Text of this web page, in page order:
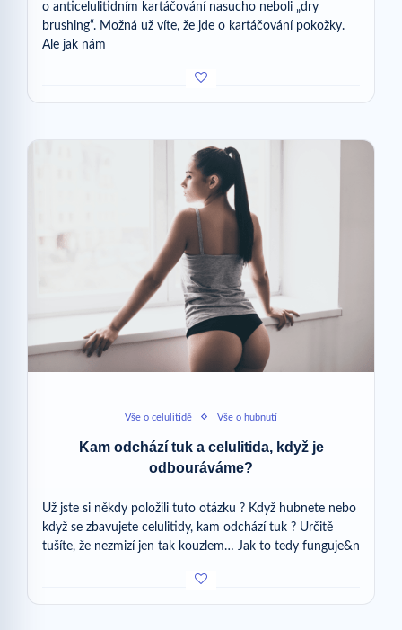
o anticelulitidním kartáčování nasucho neboli „dry
brushing“. Možná už víte, že jde o kartáčování pokožky.
Ale jak nám
Vše o celulitidě Vše o hubnutí
Kam odchází tuk a celulitida, když je
odbouráváme?
Už jste si někdy položili tuto otázku ? Když hubnete nebo
když se zbavujete celulitidy, kam odchází tuk ? Určitě
tušíte, že nezmizí jen tak kouzlem… Jak to tedy funguje&n